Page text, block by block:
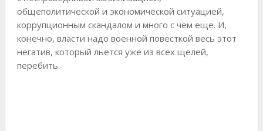
общеполитической и экономической ситуацией,
коррупционным скандалом и много с чем еще. И,
конечно, власти надо военной повесткой весь этот
негатив, который льется уже из всех щелей,
перебить.